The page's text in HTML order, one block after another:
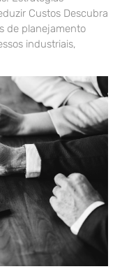
Custos Descubra
de planejamento
industriais,